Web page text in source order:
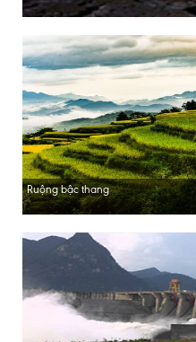
Ruộng bậc thang